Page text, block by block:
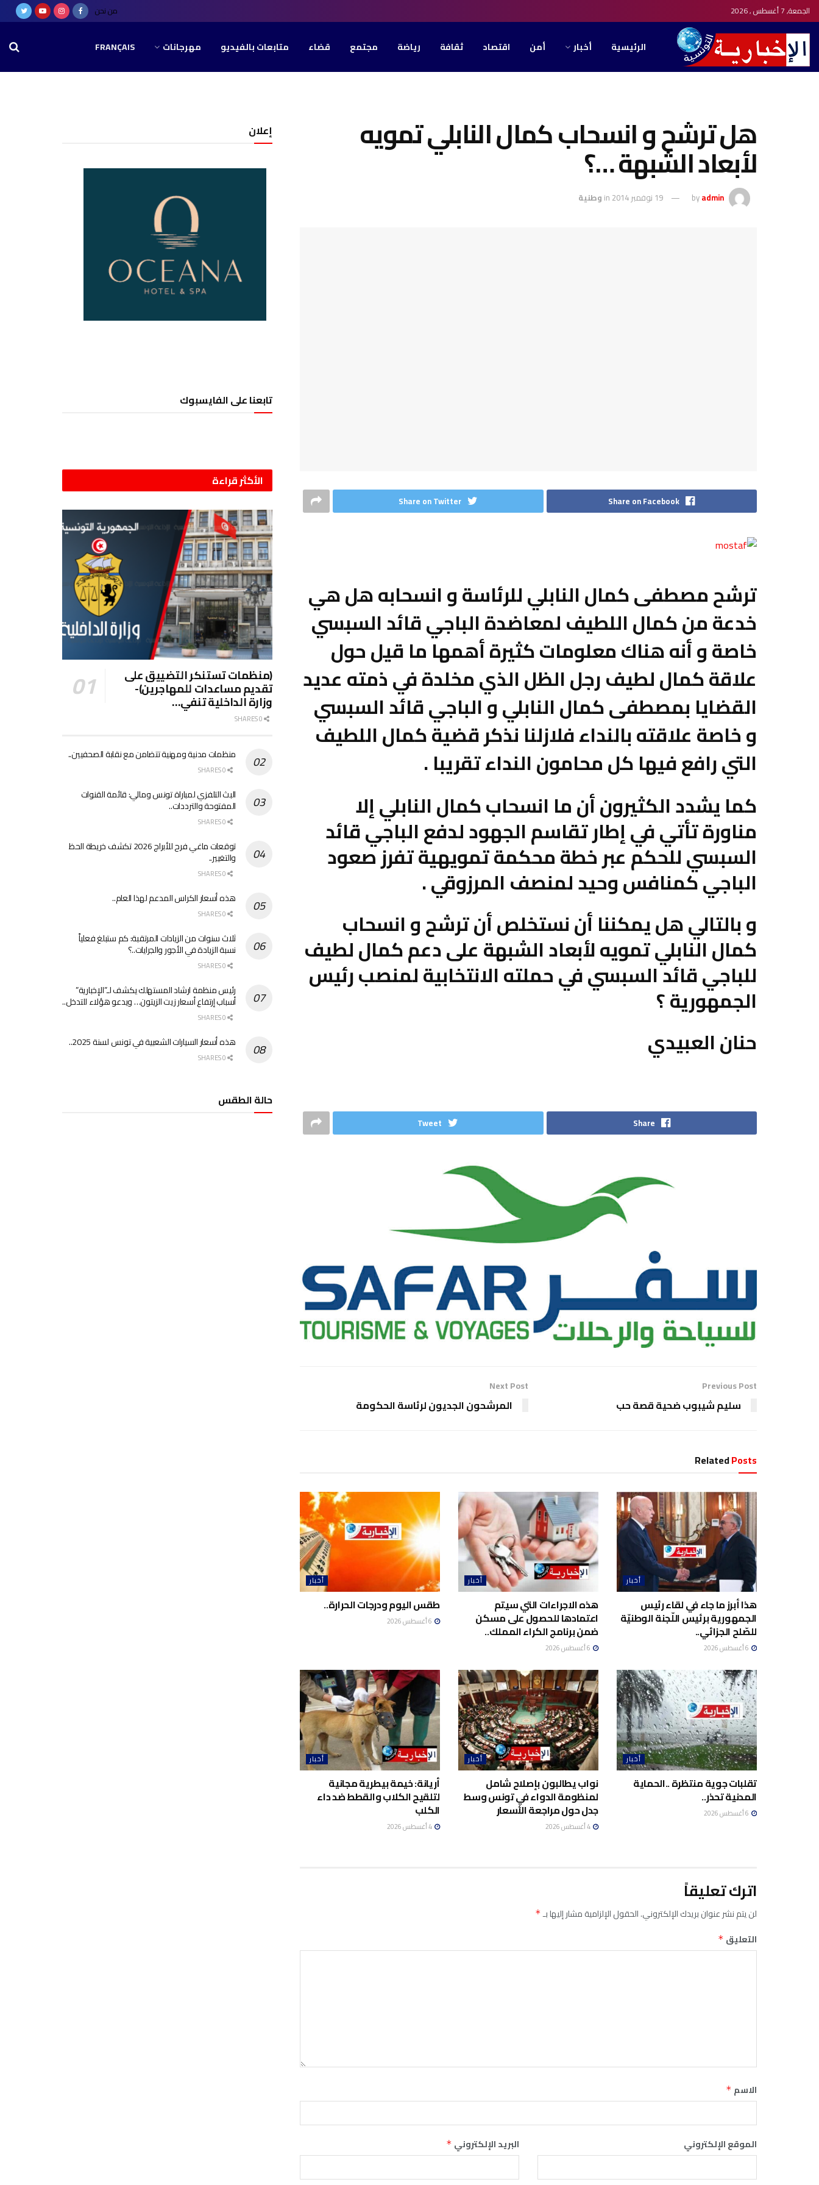
الجمعة, 7 أغسطس , 2026 من نحن
الرئيسية أخبار أمن اقتصاد ثقافة رياضة مجتمع قضاء متابعات بالفيديو مهرجانات FRANÇAIS
هل ترشح و انسحاب كمال النابلي تمويه
لأبعاد الشبهة …؟
byadmin 19 نوفمبر 2014 in وطنية
Share on Facebook
Share on Twitter
ترشح مصطفى كمال النابلي للرئاسة و انسحابه هل هي
خدعة من كمال اللطيف لمعاضدة الباجي قائد السبسي
خاصة و أنه هناك معلومات كثيرة أهمها ما قيل حول
علاقة كمال لطيف رجل الظل الذي مخلدة في ذمته عديد
القضايا بمصطفى كمال النابلي و الباجي قائد السبسي
و خاصة علاقته بالنداء فلازلنا نذكر قضية كمال اللطيف
التي رافع فيها كل محامون النداء تقريبا .
كما يشدد الكثيرون أن ما انسحاب كمال النابلي إلا
مناورة تأتي في إطار تقاسم الجهود لدفع الباجي قائد
السبسي للحكم عبر خطة محكمة تمويهية تفرز صعود
الباجي كمنافس وحيد لمنصف المرزوقي .
و بالتالي هل يمكننا أن نستخلص أن ترشح و انسحاب
كمال النابلي تمويه لأبعاد الشبهة على دعم كمال لطيف
للباجي قائد السبسي في حملته الانتخابية لمنصب رئيس
الجمهورية ؟
حنان العبيدي
Share
Tweet
Previous Post
سليم شيبوب ضحية قصة حب
Next Post
المرشحون الجديون لرئاسة الحكومة
RelatedPosts
أخبار
هذا أبرز ما جاء في لقاء رئيس
الجمهورية برئيس اللّجنة الوطنيّة
للصّلح الجزائي..
أخبار
هذه الاجراءات التي سيتم
اعتمادها للحصول على مسكن
ضمن برنامج الكراء المملك..
أخبار
طقس اليوم ودرجات الحرارة..
أخبار
تقلبات جوية منتظرة ..الحماية
المدنية تحذر..
أخبار
نواب يطالبون بإصلاح شامل
لمنظومة الدواء في تونس وسط
جدل حول مراجعة الأسعار
أخبار
أريانة: خيمة بيطرية مجانية
لتلقيح الكلاب والقطط ضد داء
الكلب
اترك تعليقاً
لن يتم نشر عنوان بريدك الإلكتروني.الحقول الإلزامية مشار إليها بـ*
التعليق *
الاسم *
البريد الإلكتروني * الموقع الإلكتروني
إعلان
تابعنا على الفايسبوك
الأكثر قراءة
(منظمات تستنكر التضييق على
تقديم مساعدات للمهاجرين)-
وزارة الداخلية تنفي…
منظمات مدنية ومهنية تتضامن مع نقابة الصحفيين..
البث التلفزي لمباراة تونس ومالي: قائمة القنوات
المفتوحة والترددات..
توقعات ماغي فرح للأبراج 2026 تكشف خريطة الحظ
والتغيير..
هذه أسعار الكراس المدعم لهذا العام..
ثلاث سنوات من الزيادات المرتقبة: كم ستبلغ فعلياً
نسبة الزيادة في الأجور والجرايات..؟
رئيس منظمة ارشاد المستهلك يكشف لـ”الإخبارية”
أسباب إرتفاع أسعار زيت الزيتون… ويدعو هؤلاء للتدخل..
هذه أسعار السيارات الشعبية في تونس لسنة 2025..
حالة الطقس